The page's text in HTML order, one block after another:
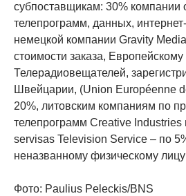
субпоставщикам: 30% компании
телепрограмм, данных,
немецкой компании Gravity
стоимости заказа,
Телерадиовещателей,
Швейцарии, (Union Européenne
20%, литовским компаниям по
телепрограмм Creative
servisas Television Service – по
неназванному физическому
Фото: Paulius Peleckis/BNS